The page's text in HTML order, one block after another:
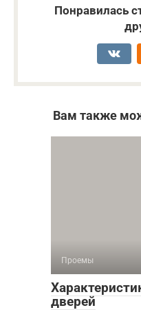
Понравилась
Вам также
Проемы
дверей